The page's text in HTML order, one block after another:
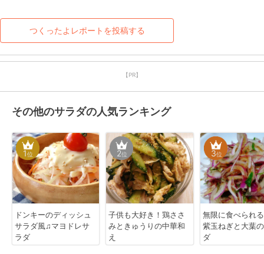
つくったよレポートを投稿する
【PR】
その他のサラダの人気ランキング
1位
ドンキーのディッシュ
サラダ風♫マヨドレサ
ラダ
2位
子供も大好き！鶏ささ
みときゅうりの中華和
え
3位
無限に食べられ
紫玉ねぎと大葉
ダ